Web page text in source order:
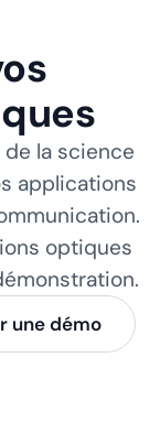
la science
applications
optiques
une démo